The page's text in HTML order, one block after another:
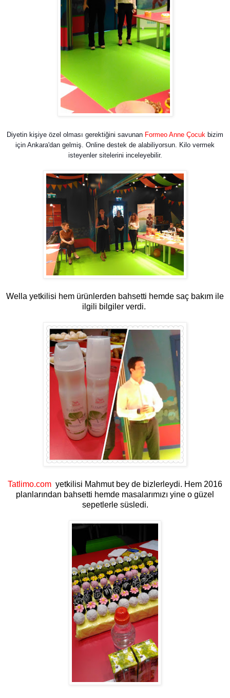
Diyetin kişiye özel olması gerektiğini savunan Formeo Anne Çocuk bizim
için Ankara'dan gelmiş. Online destek de alabiliyorsun. Kilo vermek
isteyenler sitelerini inceleyebilir.
Wella yetkilisi hem ürünlerden bahsetti hemde saç bakım ile
ilgili bilgiler verdi.
Tatlimo.com yetkilisi Mahmut bey de bizlerleydi. Hem 2016
planlarından bahsetti hemde masalarımızı yine o güzel
sepetlerle süsledi.